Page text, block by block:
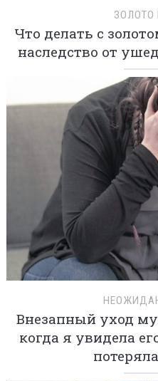
ЗОЛОТО
Что делать с
наследство от
Внезапный уход
когда я увидела